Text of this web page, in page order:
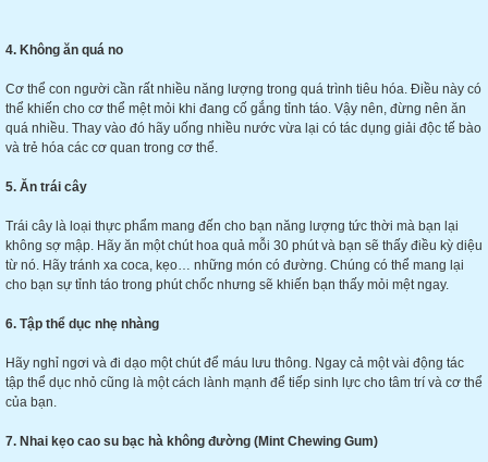
4. Không ăn quá no
Cơ thể con người cần rất nhiều năng lượng trong quá trình tiêu hóa. Điều này có
thể khiến cho cơ thể mệt mỏi khi đang cố gắng tỉnh táo. Vậy nên, đừng nên ăn
quá nhiều. Thay vào đó hãy uống nhiều nước vừa lại có tác dụng giải độc tế bào
và trẻ hóa các cơ quan trong cơ thể.
5. Ăn trái cây
Trái cây là loại thực phẩm mang đến cho bạn năng lượng tức thời mà bạn lại
không sợ mập. Hãy ăn một chút hoa quả mỗi 30 phút và bạn sẽ thấy điều kỳ diệu
từ nó. Hãy tránh xa coca, kẹo… những món có đường. Chúng có thể mang lại
cho bạn sự tỉnh táo trong phút chốc nhưng sẽ khiến bạn thấy mỏi mệt ngay.
6. Tập thể dục nhẹ nhàng
Hãy nghỉ ngơi và đi dạo một chút để máu lưu thông. Ngay cả một vài động tác
tập thể dục nhỏ cũng là một cách lành mạnh để tiếp sinh lực cho tâm trí và cơ thể
của bạn.
7. Nhai kẹo cao su bạc hà không đường (Mint Chewing Gum)